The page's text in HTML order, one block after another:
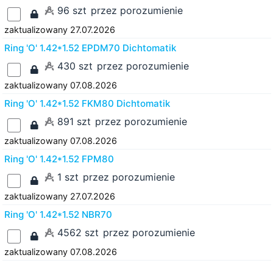
96 szt przez porozumienie
zaktualizowany 27.07.2026
Ring 'O' 1.42*1.52 EPDM70 Dichtomatik
430 szt przez porozumienie
zaktualizowany 07.08.2026
Ring 'O' 1.42*1.52 FKM80 Dichtomatik
891 szt przez porozumienie
zaktualizowany 07.08.2026
Ring 'O' 1.42*1.52 FPM80
1 szt przez porozumienie
zaktualizowany 27.07.2026
Ring 'O' 1.42*1.52 NBR70
4562 szt przez porozumienie
zaktualizowany 07.08.2026